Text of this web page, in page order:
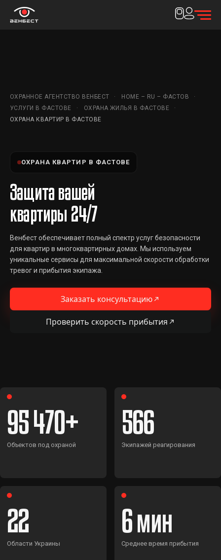
ОХРАННОЕ АГЕНТСТВО ВЕНБЕСТ
HOME – RU – ФАСТОВ
УСЛУГИ В ФАСТОВЕ
ОХРАНА ЖИЛЬЯ В ФАСТОВЕ
ОХРАНА КВАРТИР В ФАСТОВЕ
ОХРАНА КВАРТИР В ФАСТОВЕ
Защита вашей
квартиры 24/7
Венбест обеспечивает полный спектр услуг безопасности
для квартир в многоквартирных домах. Мы используем
уникальные сервисы для максимальной скорости обработки
тревог и прибытия экипажа.
Заказать консультацию
Проверить скорость прибытия
95 470
Объектов под охраной
566
Экипажей реагирования
22
Области Украины
6
Среднее время прибытия